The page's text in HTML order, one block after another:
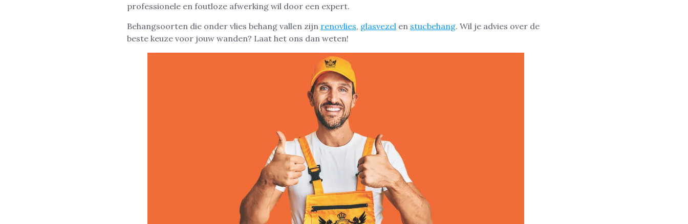
professionele en foutloze afwerking wil door een expert.
Behangsoorten die onder vlies behang vallen zijn renovlies, glasvezel en stucbehang. Wil je advies over de
beste keuze voor jouw wanden? Laat het ons dan weten!